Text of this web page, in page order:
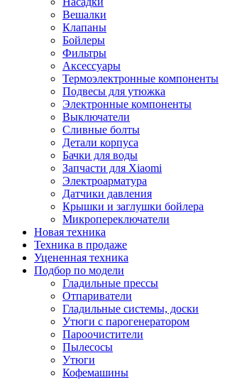
Вешалки
Клапаны
Бойлеры
Фильтры
Аксессуары
Термоэлектронные компоненты
Подвесы для утюжка
Электронные компоненты
Выключатели
Сливные болты
Детали корпуса
Бачки для воды
Запчасти для Xiaomi
Электроарматура
Датчики давления
Крышки и заглушки бойлера
Микропереключатели
Новая техника
Техника в продаже
Уцененная техника
Подбор по модели
Гладильные прессы
Отпариватели
Гладильные системы, доски
Утюги с парогенератором
Пароочистители
Пылесосы
Утюги
Кофемашины